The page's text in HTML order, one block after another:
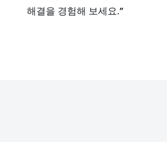
해결을 경험해 보세요.”